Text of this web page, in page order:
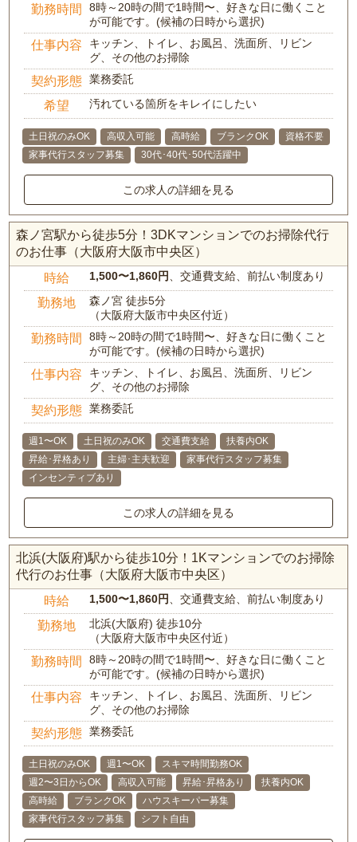
勤務時間
8時～20時の間で1時間〜、好きな日に働くこと
が可能です。(候補の日時から選択)
仕事内容
キッチン、トイレ、お風呂、洗面所、リビン
グ、その他のお掃除
契約形態 業務委託
希望 汚れている箇所をキレイにしたい
土日祝のみOK 高収入可能 高時給 ブランクOK
資格不要
家事代行スタッフ募集
30代･40代･50代活躍中
この求人の詳細を見る
森ノ宮駅から徒歩5分！3DKマンションでのお掃除代行
のお仕事（大阪府大阪市中央区）
時給 1,500〜1,860円 、交通費支給、前払い制度あり
勤務地
森ノ宮 徒歩5分
（大阪府大阪市中央区付近）
勤務時間
8時～20時の間で1時間〜、好きな日に働くこと
が可能です。(候補の日時から選択)
仕事内容
キッチン、トイレ、お風呂、洗面所、リビン
グ、その他のお掃除
契約形態 業務委託
週1〜OK 土日祝のみOK 交通費支給
扶養内OK
昇給･昇格あり
主婦･主夫歓迎
家事代行スタッフ募集
インセンティブあり
この求人の詳細を見る
北浜(大阪府)駅から徒歩10分！1Kマンションでのお掃除
代行のお仕事（大阪府大阪市中央区）
時給 1,500〜1,860円 、交通費支給、前払い制度あり
勤務地
北浜(大阪府) 徒歩10分
（大阪府大阪市中央区付近）
勤務時間
8時～20時の間で1時間〜、好きな日に働くこと
が可能です。(候補の日時から選択)
仕事内容
キッチン、トイレ、お風呂、洗面所、リビン
グ、その他のお掃除
契約形態 業務委託
土日祝のみOK 週1〜OK
スキマ時間勤務OK
週2〜3日からOK
高収入可能 昇給･昇格あり
扶養内OK
高時給
ブランクOK
ハウスキーパー募集
家事代行スタッフ募集
シフト自由